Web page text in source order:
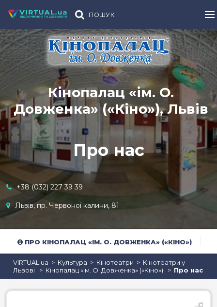
ПОШУК
Кінопалац «ім. О.
Довженка» («Кіно»), Львів
Про нас
+38 (032) 227 39 39
Львів, пр. Червоної калини, 81
ПРО КІНОПАЛАЦ «ІМ. О. ДОВЖЕНКА» («КІНО»)
VIRTUAL.ua Культура Кінотеатри
Кінотеатри у
Львові
Кінопалац «ім. О. Довженка» («Кіно») Про нас
Бари та паби